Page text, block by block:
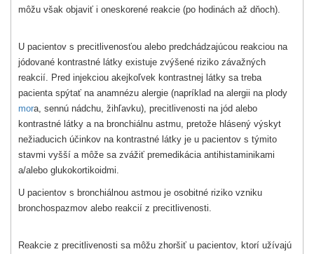
môžu však objaviť i oneskorené reakcie (po hodinách až dňoch).
U pacientov s precitlivenosťou alebo predchádzajúcou reakciou na
jódované kontrastné látky existuje zvýšené riziko závažných
reakcií. Pred injekciou akejkoľvek kontrastnej látky sa treba
pacienta spýtať na anamnézu alergie (napríklad na alergii na plody
mora, sennú nádchu, žihľavku), precitlivenosti na jód alebo
kontrastné látky a na bronchiálnu astmu, pretože hlásený výskyt
nežiaducich účinkov na kontrastné látky je u pacientov s týmito
stavmi vyšší a môže sa zvážiť premedikácia antihistaminikami
a/alebo glukokortikoidmi.
U pacientov s bronchiálnou astmou je osobitné riziko vzniku
bronchospazmov alebo reakcií z precitlivenosti.
Reakcie z precitlivenosti sa môžu zhoršiť u pacientov, ktorí užívajú